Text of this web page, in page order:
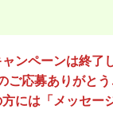
ンペーンは終了
ご応募ありがとう
には 「メッセ